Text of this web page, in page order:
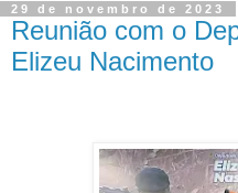
29 de novembro de 2023
Reunião com o
Elizeu Nacimento